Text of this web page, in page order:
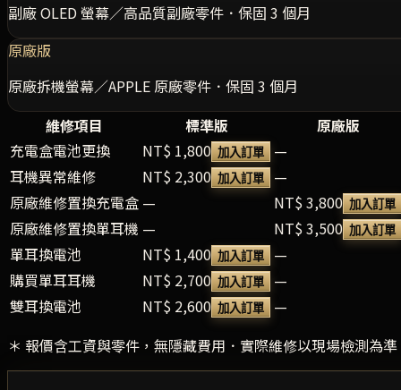
副廠 OLED 螢幕／高品質副廠零件．保固 3 個月
原廠版
原廠拆機螢幕／APPLE 原廠零件．保固 3 個月
維修項目
標準版
原廠版
充電盒電池更換
NT$ 1,800 加入訂單
—
耳機異常維修
NT$ 2,300 加入訂單
—
原廠維修置換充電盒 — NT$ 3,800 加入訂單
原廠維修置換單耳機 — NT$ 3,500 加入訂單
單耳換電池 NT$ 1,400 加入訂單
—
購買單耳耳機
NT$ 2,700 加入訂單
—
雙耳換電池
NT$ 2,600 加入訂單
—
＊ 報價含工資與零件，無隱藏費用．實際維修以現場檢測為